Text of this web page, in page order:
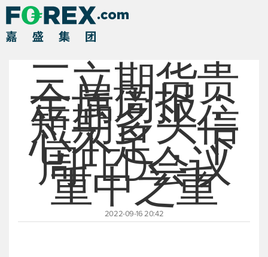
三立期货贵
金属周报：
短期多头信
心不足，下
周FED会议
重中之重
2022-09-16 20:42